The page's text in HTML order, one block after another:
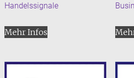
Handelssignale
Mehr Infos